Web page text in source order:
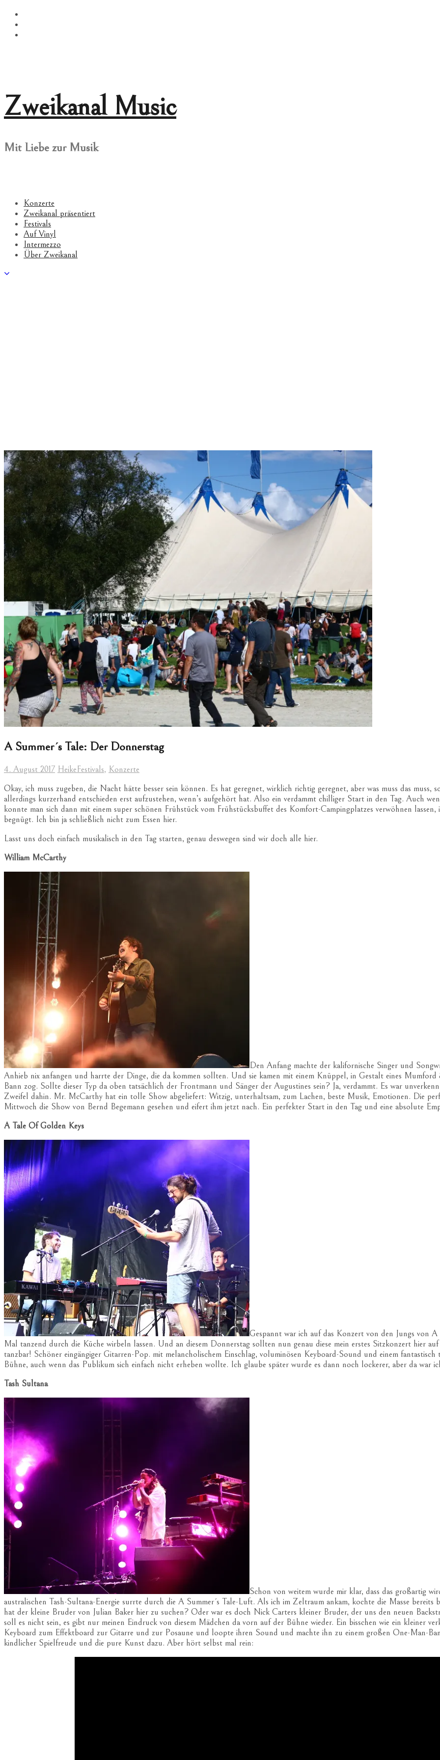
Springe
zum
Inhalt
Zweikanal Music
Mit Liebe zur Musik
Konzerte
Zweikanal präsentiert
Festivals
Auf Vinyl
Intermezzo
Über Zweikanal
A Summer´s Tale: Der Donnerstag
4. August 2017 HeikeFestivals, Konzerte
Okay, ich muss zugeben, die Nacht hätte besser sein können. Es hat geregnet, wirklich richtig geregnet, aber was muss das muss,
allerdings kurzerhand entschieden erst aufzustehen, wenn’s aufgehört hat. Also ein verdammt chilliger Start in den Tag. Auch
konnte man sich dann mit einem super schönen Frühstück vom Frühstücksbuffet des Komfort-Campingplatzes verwöhnen
begnügt. Ich bin ja schließlich nicht zum Essen hier.
Lasst uns doch einfach musikalisch in den Tag starten, genau deswegen sind wir doch alle hier.
William McCarthy
Den Anfang machte der kalifornische Singer und
Anhieb nix anfangen und harrte der Dinge, die da kommen sollten. Und sie kamen mit einem Knüppel, in Gestalt eines
Bann zog. Sollte dieser Typ da oben tatsächlich der Frontmann und Sänger der Augustines sein? Ja, verdammt. Es war
Zweifel dahin. Mr. McCarthy hat ein tolle Show abgeliefert: Witzig, unterhaltsam, zum Lachen, beste Musik, Emotionen. Die
Mittwoch die Show von Bernd Begemann gesehen und eifert ihm jetzt nach. Ein perfekter Start in den Tag und eine absolute
A Tale Of Golden Keys
Gespannt war ich auf das Konzert von den Jungs von
Mal tanzend durch die Küche wirbeln lassen. Und an diesem Donnerstag sollten nun genau diese mein erstes Sitzkonzert hier
tanzbar! Schöner eingängiger Gitarren-Pop. mit melancholischem Einschlag, voluminösen Keyboard-Sound und einem
Bühne, auch wenn das Publikum sich einfach nicht erheben wollte. Ich glaube später wurde es dann noch lockerer, aber da war
Tash Sultana
Schon von weitem wurde mir klar, dass das großartig
australischen Tash-Sultana-Energie surrte durch die A Summer´s Tale-Luft. Als ich im Zeltraum ankam, kochte die Masse bereits
hat der kleine Bruder von Julian Baker hier zu suchen? Oder war es doch Nick Carters kleiner Bruder, der uns den neuen
soll es nicht sein, es gibt nur meinen Eindruck von diesem Mädchen da vorn auf der Bühne wieder. Ein bisschen wie ein kleiner
Keyboard zum Effektboard zur Gitarre und zur Posaune und loopte ihren Sound und machte ihn zu einem großen One-Man-
kindlicher Spielfreude und die pure Kunst dazu. Aber hört selbst mal rein: